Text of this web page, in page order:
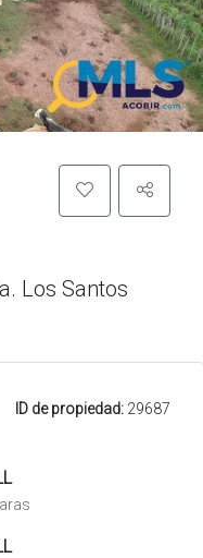
Los Santos
ID de propiedad: 29687